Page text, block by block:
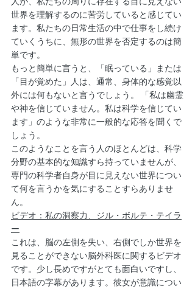
世界を理解するのに苦労していると感じてい
ます。私たちの日常生活の中で仕事をし続け
ていくうちに、無形の世界を否定するのは簡
単です。
もっと簡単に言うと、「眠っている」または
「目が覚めた」人は、通常、身体的な感覚以
外には何もないと言うでしょう。 「私は幽霊
や神を信じていません。私は科学を信じてい
ます」のような非常に一般的な応答を聞くで
しょう。
このようなことを言う人のほとんどは、科学
分野の基本的な知識すら持っていませんが、
専門の科学者自身が目に見えない世界につい
て何を言うかを気にすることすらありませ
ん。
ビデオ：私の洞察力、ジル・ボルテ・テイラ
ー
これは、脳の左側を失い、右側でしか世界を
見ることができない脳外科医に関するビデオ
です。少し長めですがとても面白いですし、
日本語の字幕があります。彼女が意識につい